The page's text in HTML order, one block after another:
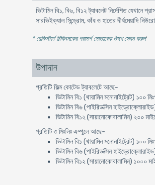
ভিটামিন বি১, বি৬, বি১২ ট্যাবলেট নির্দেশিত যেখানে
সারভিইক্যাল সিন্ড্রোম, কাঁধ ও হাতের দীর্ঘমেয়াদি
* রেজিস্টার্ড চিকিৎসকের পরামর্শ মোতাবেক ঔষধ সেবন করুন'
উপাদান
প্রতিটি ফিল্ম কোটেড ট্যাবলেটে আছে-
ভিটামিন বি১ (থায়ামিন মনোনাইট্রেট) ১০০
ভিটামিন বি৬ (পাইরিডক্সিন
ভিটামিন বি১২ (সায়ানোকোবালামিন) ২০০
প্রতিটি ৩ মিঃলিঃ এম্পুলে আছে-
ভিটামিন বি১ (থায়ামিন মনোনাইট্রেট) ১০০
ভিটামিন বি৬ (পাইরিডক্সিন
ভিটামিন বি১২ (সায়ানোকোবালামিন) ১০০০